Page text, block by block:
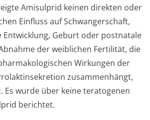
Amisulprid keinen direkten oder
Einfluss auf Schwangerschaft,
Geburt oder postnatale
der weiblichen Fertilität, die
Wirkungen der
zusammenhängt,
Es wurde über keine teratogenen
berichtet.